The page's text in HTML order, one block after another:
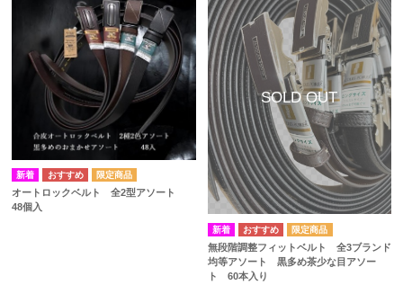
オートロックベルト 全2型アソート
48個入
無段階調整フィットベルト 全3ブランド
均等アソート 黒多め茶少な目アソー
ト 60本入り